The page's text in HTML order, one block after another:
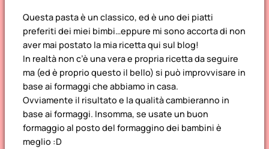
Questa pasta è un classico, ed è uno dei piatti
preferiti dei miei bimbi…eppure mi sono accorta di non
aver mai postato la mia ricetta qui sul blog!
In realtà non c’è una vera e propria ricetta da seguire
ma (ed è proprio questo il bello) si può improvvisare in
base ai formaggi che abbiamo in casa.
Ovviamente il risultato e la qualità cambieranno in
base ai formaggi. Insomma, se usate un buon
formaggio al posto del formaggino dei bambini è
meglio :D